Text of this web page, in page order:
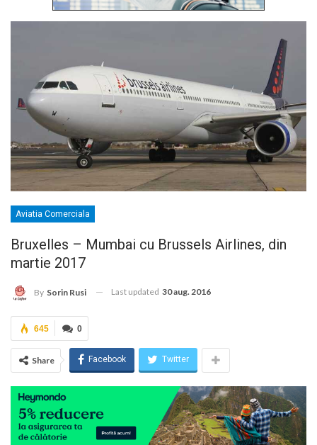
Aviatia Comerciala
Bruxelles – Mumbai cu Brussels Airlines, din
martie 2017
By Sorin Rusi Last updated 30 aug. 2016
0
645
Share Facebook Twitter